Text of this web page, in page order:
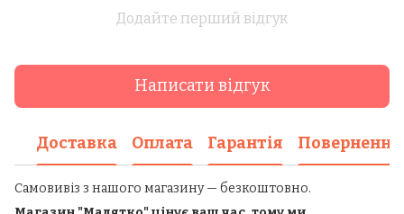
Додайте перший відгук
Написати відгук
Доставка Оплата Гарантія Повернення
Самовивіз з нашого магазину — безкоштовно.